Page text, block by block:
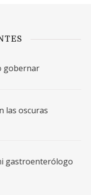
gobernar
las oscuras
gastroenterólogo